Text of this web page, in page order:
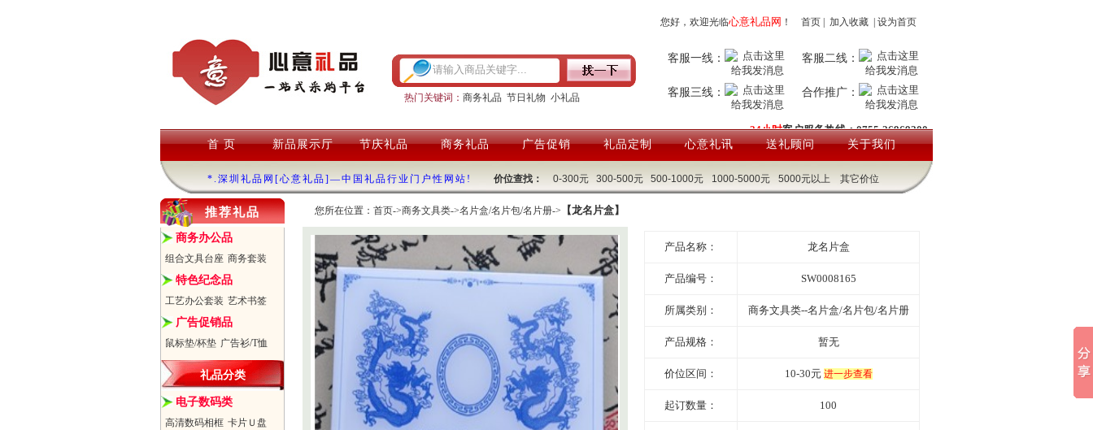
您好，欢迎光临心意礼品网 ！ 首页 加入收藏 设为首页
热门关键词： 商务礼品 节日礼物 小礼品
客服一线： 客服二线：
客服三线： 合作推广：
24小时客户服务热线：0755-26969200
首 页
新品展示厅 节庆礼品 商务礼品 广告促销 礼品定制 心意礼讯 送礼顾问 关于我们
*.深圳礼品网[心意礼品]—中国礼品行业门户性网站! 价位查找： 0-300元 300-500元 500-1000元 1000-5000元 5000元以上 其它价位
推荐礼品
商务办公品
组合文具台座 商务套装
特色纪念品
工艺办公套装 艺术书签
广告促销品
鼠标垫/杯垫 广告衫/T恤
礼品分类
电子数码类
高清数码相框 卡片Ｕ盘
您所在位置： 首页->商务文具类->名片盒/名片包/名片册-> 【龙名片盒】
产品名称： 龙名片盒
产品编号： SW0008165
所属类别： 商务文具类--名片盒/名片包/名片册
产品规格： 暂无
价位区间： 10-30元 进一步查看
起订数量： 100